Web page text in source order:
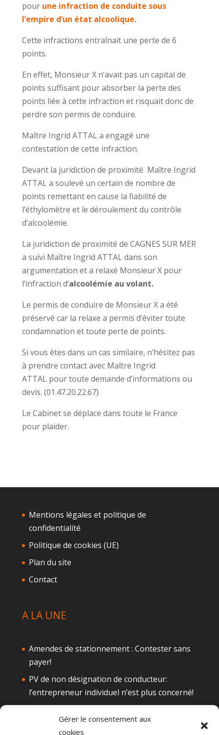
Gérer le consentement aux
cookies
pour une infraction de conduite sous
l’empire d’un état alcoolique.
Cette infractions entraînait une perte de 6
points.
En effet, Monsieur X n’avait pas un capital de
points suffisant pour absorber la perte des
points liée à cette infraction et risquait donc de
perdre son permis de conduire.
Maître Ingrid ATTAL a engagé une
contestation de cette infraction.
Devant la juridiction de proximité Maître Ingrid
ATTAL a soulevé un certain de nombre de
points remettant en cause la fiabilité de
l’éthylomètre et le déroulement du contrôle
d’alcoolémie.
La juridiction de proximité de CAGNES SUR MER
a suivi Maître Ingrid ATTAL dans son
argumentation et a relaxé Monsieur X pour
l’infraction d’alcoolémie au volant.
Le permis de conduire de Monsieur X a été
préservé car la relaxe a permis d’éviter toute
condamnation et toute perte de points.
Si vous êtes dans un cas similaire, n’hésitez pas
à prendre contact avec Maître Ingrid
ATTAL pour toute demande d’informations ou
devis. (01.47.20.22.67)
Le Cabinet se déplace dans toute le France
pour plaider.
Mentions légales et politique de
confidentialité
Politique de cookies (UE)
Plan du site
Contact
A LA UNE
Amendes de stationnement : Contester sans
payer!
PV de non désignation de conducteur:
l’entrepreneur individuel n’est plus concerné!
suspension de permis